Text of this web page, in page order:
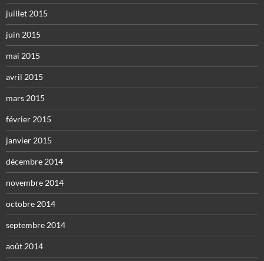
juillet 2015
juin 2015
mai 2015
avril 2015
mars 2015
février 2015
janvier 2015
décembre 2014
novembre 2014
octobre 2014
septembre 2014
août 2014